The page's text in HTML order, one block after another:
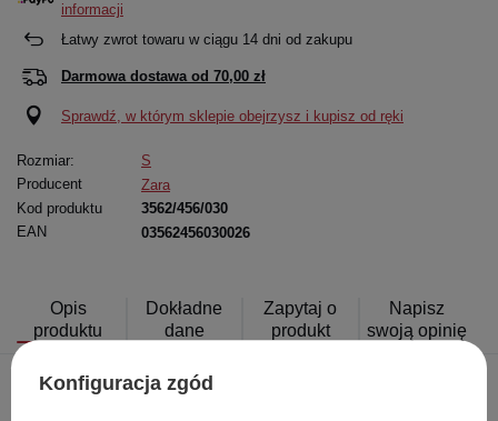
informacji
Łatwy zwrot towaru w ciągu 14 dni od zakupu
Darmowa dostawa od 70,00 zł
Sprawdź, w którym sklepie obejrzysz i kupisz od ręki
Rozmiar:
S
Producent
Zara
Kod produktu
3562/456/030
EAN
03562456030026
Opis
produktu
Dokładne
dane
Zapytaj o
produkt
Napisz
swoją opinię
Konfiguracja zgód